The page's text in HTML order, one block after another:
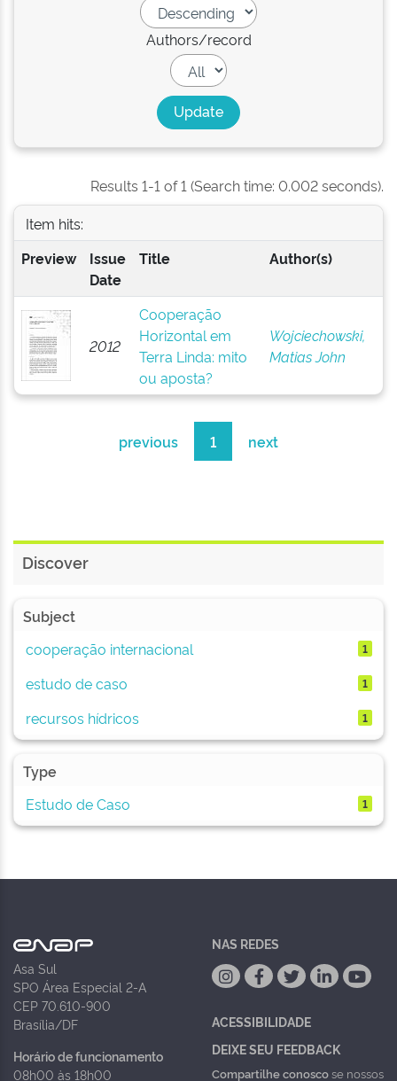
Authors/record
Results 1-1 of 1 (Search time: 0.002 seconds).
Item hits:
Preview
Issue
Date
Title Author(s)
2012
Cooperação
Horizontal em
Terra Linda: mito
ou aposta?
Wojciechowski,
Matias John
previous 1 next
Discover
Subject
cooperação internacional
1
estudo de caso 1
recursos hídricos 1
Type
Estudo de Caso
1
Asa Sul
SPO Área Especial 2-A
CEP 70.610-900
Brasília/DF
Horário de funcionamento
08h00 às 18h00
NAS REDES
ACESSIBILIDADE
DEIXE SEU FEEDBACK
Compartilhe conoscose nossos